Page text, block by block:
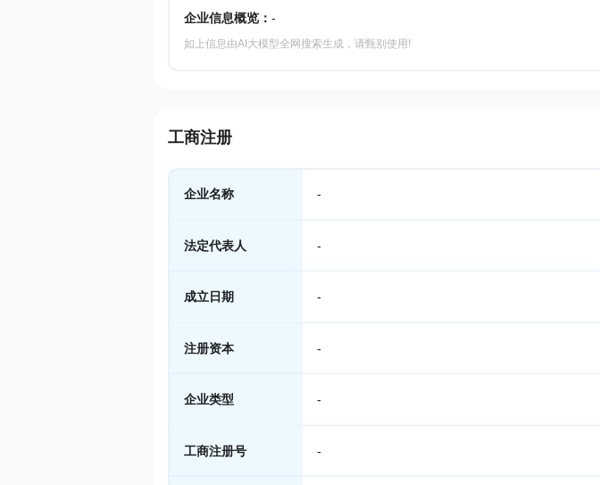
企业信息概览： -
如上信息由AI大模型全网搜索生成，请甄别使用!
工商注册
企业名称 -
法定代表人 -
成立日期 -
注册资本 -
企业类型 -
工商注册号 -